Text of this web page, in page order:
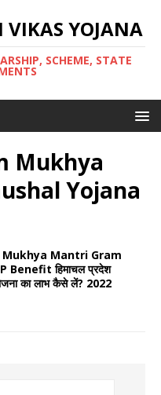
YOJANA
SCHEME, STATE
Mukhya
Yojana
Mantri Gram
Benefit हिमाचल प्रदेश
का लाभ कैसे लें? 2022